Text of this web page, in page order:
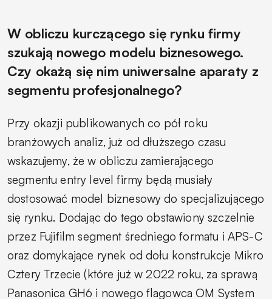
W obliczu kurczącego się rynku firmy
szukają nowego modelu biznesowego.
Czy okażą się nim uniwersalne aparaty z
segmentu profesjonalnego?
Przy okazji publikowanych co pół roku
branżowych analiz, już od dłuższego czasu
wskazujemy, że w obliczu zamierającego
segmentu entry level firmy będą musiały
dostosować model biznesowy do specjalizującego
się rynku. Dodając do tego obstawiony szczelnie
przez Fujifilm segment średniego formatu i APS-C
oraz domykające rynek od dołu konstrukcje Mikro
Cztery Trzecie (które już w 2022 roku, za sprawą
Panasonica GH6 i nowego flagowca OM System